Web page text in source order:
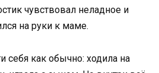
чувствовал неладное и
на руки к маме.
себя как обычно: ходила на